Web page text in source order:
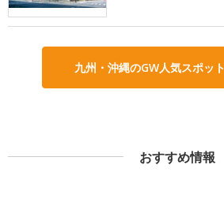
九州・沖縄のGW人気スポッ
おすすめ情報